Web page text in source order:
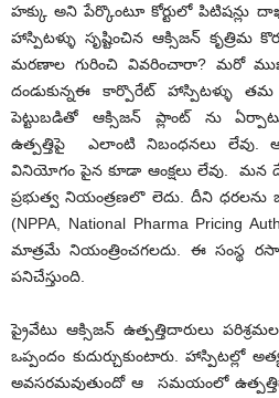
హక్కు అని పేర్కొంటూ కోర్టులో
హాస్పిటళ్ళు సృష్టించిన ఆక్సిజన్ కృత్రిమ
మరణాల గురించి వివరించారా? మరో
దండుకున్నఈ కార్పొరేట్ హాస్పిటళ్ళు
పెట్టుబడితో ఆక్సిజన్ ప్లాంట్ ను
ఉత్పత్తిపై ఎలాంటి నిబంధనలు లేవు.
వినియోగం పైన కూడా ఆంక్షలు లేవు. మన
ప్రభుత్వ నియంత్రణలొ లెదు. దీని
(NPPA, National Pharma Pricing
మాత్రమే నియంత్రించగలదు. ఈ సంస్థ
పనిచేస్తుంది.
ప్రైవేటు ఆక్సిజన్ ఉత్పత్తిదారులు
ఒప్పందం కుదుర్చుకుంటారు.
అవసరమవుతుందో ఆ సమయంలో